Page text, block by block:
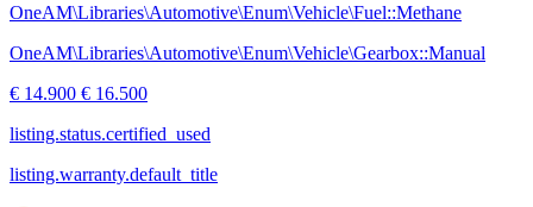
OneAM\Libraries\Automotive\Enum\Vehicle\Fuel::Methane
OneAM\Libraries\Automotive\Enum\Vehicle\Gearbox::Manual
€ 14.900 € 16.500
listing.status.certified_used
listing.warranty.default_title